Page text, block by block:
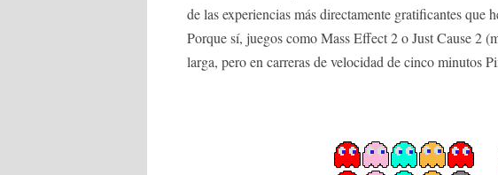
de las experiencias más directamente gratificantes que
Porque sí, juegos como Mass Effect 2 o Just Cause 2
larga, pero en carreras de velocidad de cinco minutos